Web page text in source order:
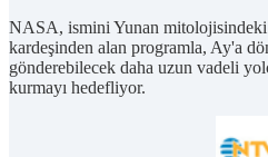
NASA, ismini Yunan
kardeşinden alan programla, Ay'a
gönderebilecek daha uzun vadeli
kurmayı hedefliyor.